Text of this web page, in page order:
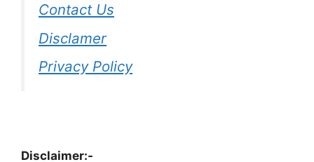
Contact Us
Disclamer
Privacy Policy
Disclaimer:-